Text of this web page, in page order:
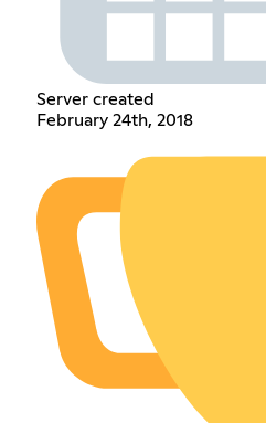
Server created
February 24th, 2018